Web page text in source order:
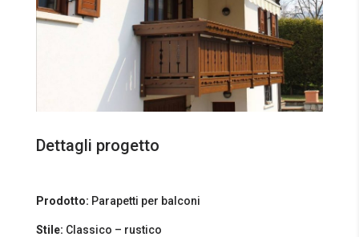
Dettagli progetto
Prodotto: Parapetti per balconi
Stile: Classico – rustico